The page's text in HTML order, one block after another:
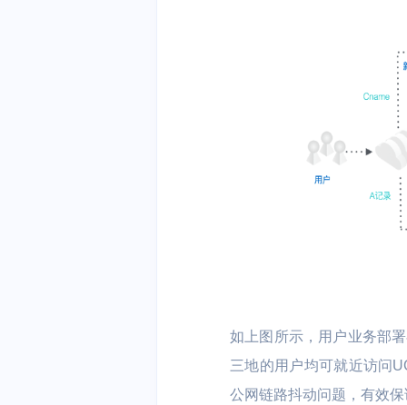
如上图所示，用户业务部
三地的用户均可就近访问
公网链路抖动问题，有效